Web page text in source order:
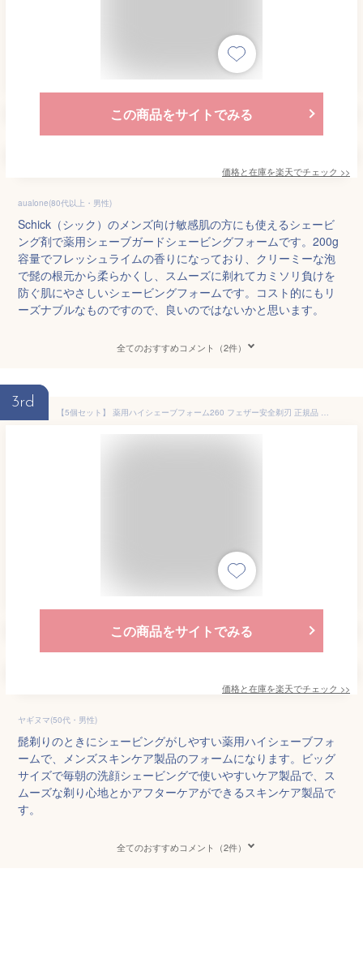
この商品をサイトでみる
価格と在庫を楽天でチェック >>
aualone(80代以上・男性)
Schick（シック）のメンズ向け敏感肌の方にも使えるシェービ
ング剤で薬用シェーブガードシェービングフォームです。200g
容量でフレッシュライムの香りになっており、クリーミーな泡
で髭の根元から柔らかくし、スムーズに剃れてカミソリ負けを
防ぐ肌にやさしいシェービングフォームです。コスト的にもリ
ーズナブルなものですので、良いのではないかと思います。
全てのおすすめコメント（2件）
3rd
【5個セット】 薬用ハイシェーブフォーム260 フェザー安全剃刃 正規品 薬用ハイシェーブ フェザー安全剃刀 髭剃り メンズコスメ スキンケア アフターケア 男性化粧品 シェービング剤 薬用 ビッグサイズ ビッグ フォーム シェービングフォーム ハイシェーブ
この商品をサイトでみる
価格と在庫を楽天でチェック >>
ヤギヌマ(50代・男性)
髭剃りのときにシェービングがしやすい薬用ハイシェーブフォ
ームで、メンズスキンケア製品のフォームになります。ビッグ
サイズで毎朝の洗顔シェービングで使いやすいケア製品で、ス
ムーズな剃り心地とかアフターケアができるスキンケア製品で
す。
全てのおすすめコメント（2件）